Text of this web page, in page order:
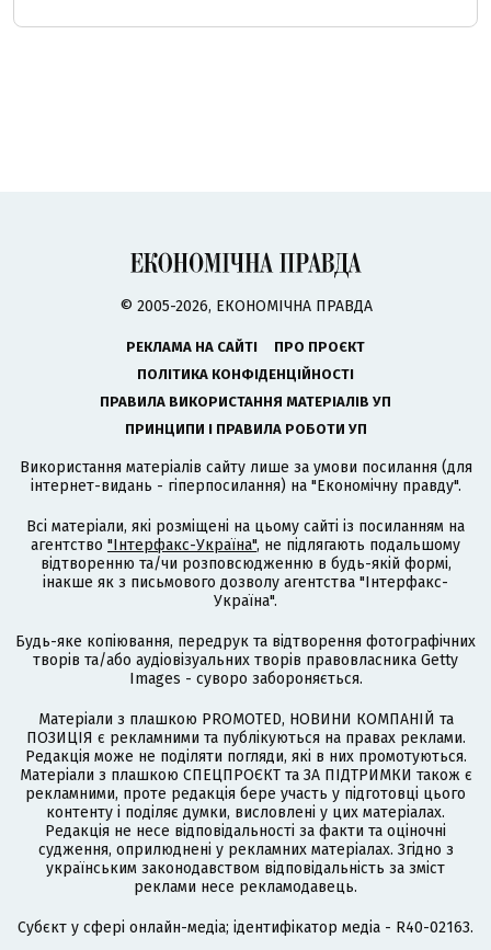
© 2005-2026, ЕКОНОМІЧНА ПРАВДА
РЕКЛАМА НА САЙТІ
ПРО ПРОЄКТ
ПОЛІТИКА КОНФІДЕНЦІЙНОСТІ
ПРАВИЛА ВИКОРИСТАННЯ МАТЕРІАЛІВ УП
ПРИНЦИПИ І ПРАВИЛА РОБОТИ УП
Використання матеріалів сайту лише за умови посилання (для
інтернет-видань - гіперпосилання) на "Економічну правду".
Всі матеріали, які розміщені на цьому сайті із посиланням на
агентство "Інтерфакс-Україна", не підлягають подальшому
відтворенню та/чи розповсюдженню в будь-якій формі,
інакше як з письмового дозволу агентства "Інтерфакс-
Україна".
Будь-яке копіювання, передрук та відтворення фотографічних
творів та/або аудіовізуальних творів правовласника Getty
Images - суворо забороняється.
Матеріали з плашкою PROMOTED, НОВИНИ КОМПАНІЙ та
ПОЗИЦІЯ є рекламними та публікуються на правах реклами.
Редакція може не поділяти погляди, які в них промотуються.
Матеріали з плашкою СПЕЦПРОЄКТ та ЗА ПІДТРИМКИ також є
рекламними, проте редакція бере участь у підготовці цього
контенту і поділяє думки, висловлені у цих матеріалах.
Редакція не несе відповідальності за факти та оціночні
судження, оприлюднені у рекламних матеріалах. Згідно з
українським законодавством відповідальність за зміст
реклами несе рекламодавець.
Cубєкт у сфері онлайн-медіа; ідентифікатор медіа - R40-02163.